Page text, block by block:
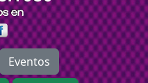
Eventos